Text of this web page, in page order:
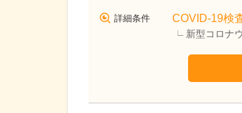
詳細条件 COVID-19検
新型コロナ